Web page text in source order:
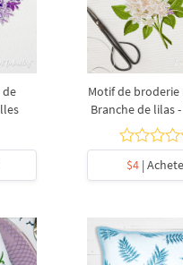
de
Motif de broderie
Branche de lilas
$4 |